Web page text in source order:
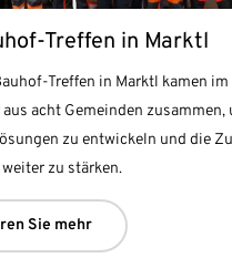
Treffen in Marktl
Treffen in Marktl kamen
acht Gemeinden zusammen,
zu entwickeln und die
zu stärken.
Sie mehr